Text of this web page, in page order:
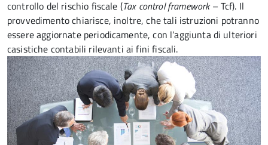
controllo del rischio fiscale (Tax control framework– Tcf). Il
provvedimento chiarisce, inoltre, che tali istruzioni potranno
essere aggiornate periodicamente, con l’aggiunta di ulteriori
casistiche contabili rilevanti ai fini fiscali.